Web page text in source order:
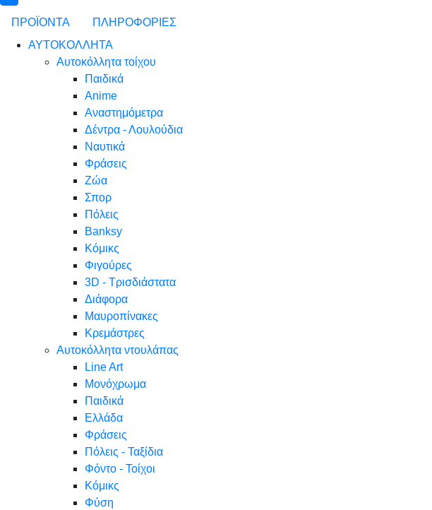
ΠΡΟΪΟΝΤΑ
ΠΛΗΡΟΦΟΡΙΕΣ
ΑΥΤΟΚΟΛΛΗΤΑ
Αυτοκόλλητα τοίχου
Παιδικά
Anime
Αναστημόμετρα
Δέντρα - Λουλούδια
Ναυτικά
Φράσεις
Ζώα
Σπορ
Πόλεις
Banksy
Κόμικς
Φιγούρες
3D - Τρισδιάστατα
Διάφορα
Μαυροπίνακες
Κρεμάστρες
Αυτοκόλλητα ντουλάπας
Line Art
Μονόχρωμα
Παιδικά
Ελλάδα
Φράσεις
Πόλεις - Ταξίδια
Φόντο - Τοίχοι
Κόμικς
Φύση